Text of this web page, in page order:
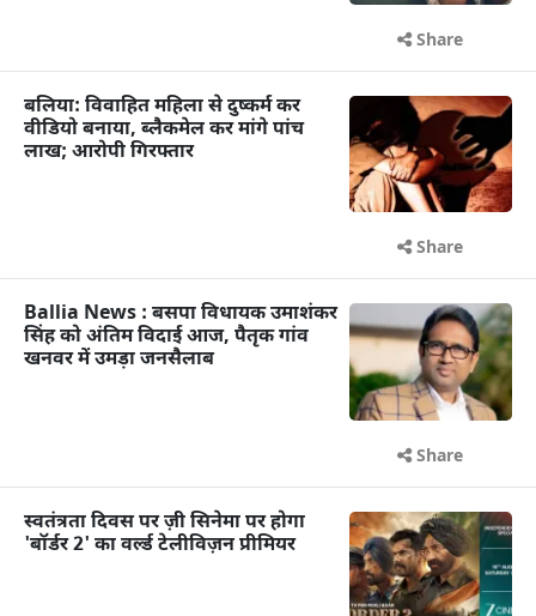
Share
बलिया: विवाहित महिला से दुष्कर्म कर
वीडियो बनाया, ब्लैकमेल कर मांगे पांच
लाख; आरोपी गिरफ्तार
Share
Ballia News : बसपा विधायक उमाशंकर
सिंह को अंतिम विदाई आज, पैतृक गांव
खनवर में उमड़ा जनसैलाब
Share
स्वतंत्रता दिवस पर ज़ी सिनेमा पर होगा
'बॉर्डर 2' का वर्ल्ड टेलीविज़न प्रीमियर